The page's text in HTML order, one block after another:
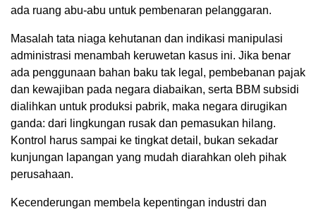
ada ruang abu-abu untuk pembenaran pelanggaran.
Masalah tata niaga kehutanan dan indikasi manipulasi
administrasi menambah keruwetan kasus ini. Jika benar
ada penggunaan bahan baku tak legal, pembebanan pajak
dan kewajiban pada negara diabaikan, serta BBM subsidi
dialihkan untuk produksi pabrik, maka negara dirugikan
ganda: dari lingkungan rusak dan pemasukan hilang.
Kontrol harus sampai ke tingkat detail, bukan sekadar
kunjungan lapangan yang mudah diarahkan oleh pihak
perusahaan.
Kecenderungan membela kepentingan industri dan